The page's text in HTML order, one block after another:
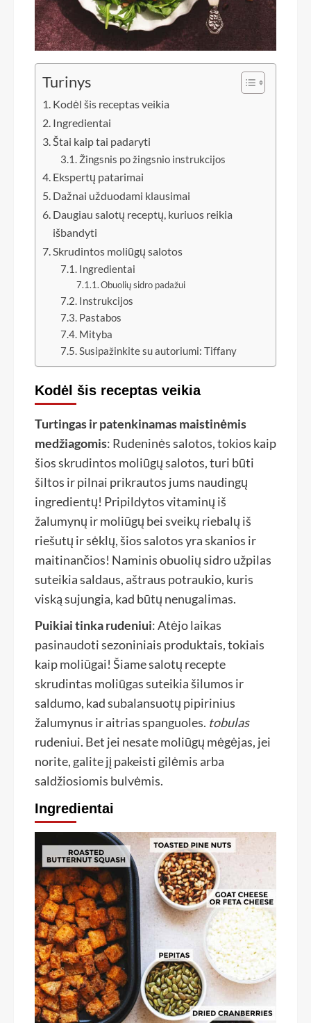
Turinys
Kodėl šis receptas veikia
Ingredientai
Štai kaip tai padaryti
Žingsnis po žingsnio instrukcijos
Ekspertų patarimai
Dažnai užduodami klausimai
Daugiau salotų receptų, kuriuos reikia
išbandyti
Skrudintos moliūgų salotos
Ingredientai
Obuolių sidro padažui
Instrukcijos
Pastabos
Mityba
Susipažinkite su autoriumi: Tiffany
Kodėl šis receptas veikia
Turtingas ir patenkinamas maistinėmis
medžiagomis: Rudeninės salotos, tokios kaip
šios skrudintos moliūgų salotos, turi būti
šiltos ir pilnai prikrautos jums naudingų
ingredientų! Pripildytos vitaminų iš
žalumynų ir moliūgų bei sveikų riebalų iš
riešutų ir sėklų, šios salotos yra skanios ir
maitinančios! Naminis obuolių sidro užpilas
suteikia saldaus, aštraus potraukio, kuris
viską sujungia, kad būtų nenugalimas.
Puikiai tinka rudeniui: Atėjo laikas
pasinaudoti sezoniniais produktais, tokiais
kaip moliūgai! Šiame salotų recepte
skrudintas moliūgas suteikia šilumos ir
saldumo, kad subalansuotų pipirinius
žalumynus ir aitrias spanguoles. tobulas
rudeniui. Bet jei nesate moliūgų mėgėjas, jei
norite, galite jį pakeisti gilėmis arba
saldžiosiomis bulvėmis.
Ingredientai